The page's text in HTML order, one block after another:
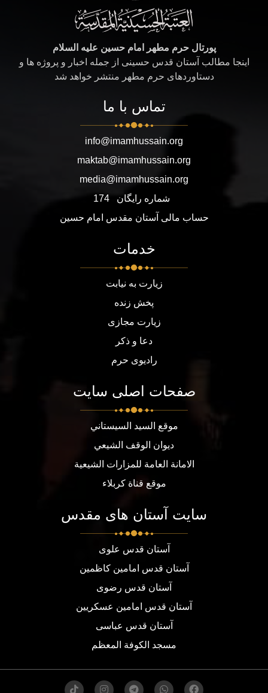
پورتال حرم مطهر امام حسین علیه السلام
اینجا مطالب آستان قدس حسینی از جمله اخبار و پروژه ها و
دستاوردهای حرم مطهر منتشر خواهد شد
تماس با ما
info@imamhussain.org
maktab@imamhussain.org
media@imamhussain.org
شماره رایگان
174
حساب مالی آستان مقدس امام حسین
خدمات
زیارت به نیابت
پخش زنده
زیارت مجازی
دعا و ذکر
رادیوی حرم
صفحات اصلی سایت
موقع السيد السيستاني
ديوان الوقف الشيعي
الامانة العامة للمزارات الشيعية
موقع قناة كربلاء
سایت آستان های مقدس
آستان قدس علوی
آستان قدس امامین کاظمین
آستان قدس رضوی
آستان قدس امامین عسکریین
آستان قدس عباسی
مسجد الكوفة المعظم